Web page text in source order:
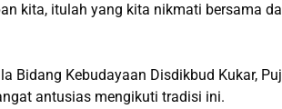
kita, itulah yang kita nikmati bersama
Bidang Kebudayaan Disdikbud Kukar,
antusias mengikuti tradisi ini.